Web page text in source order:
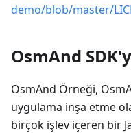
demo/blob/master/
OsmAnd
OsmAnd Örneği,
uygulama inşa etme
birçok işlev içeren bir